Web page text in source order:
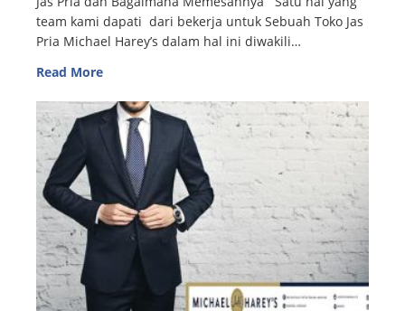
team kami dapati dari bekerja untuk Sebuah Toko Jas
Pria Michael Harey’s dalam hal ini diwakili…
Read More